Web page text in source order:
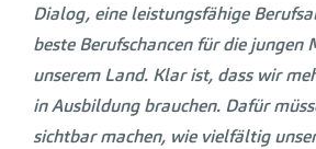
Dialog, eine leistungsfähige
beste Berufschancen für die jungen
unserem Land. Klar ist, dass wir
in Ausbildung brauchen. Dafür
sichtbar machen, wie vielfältig